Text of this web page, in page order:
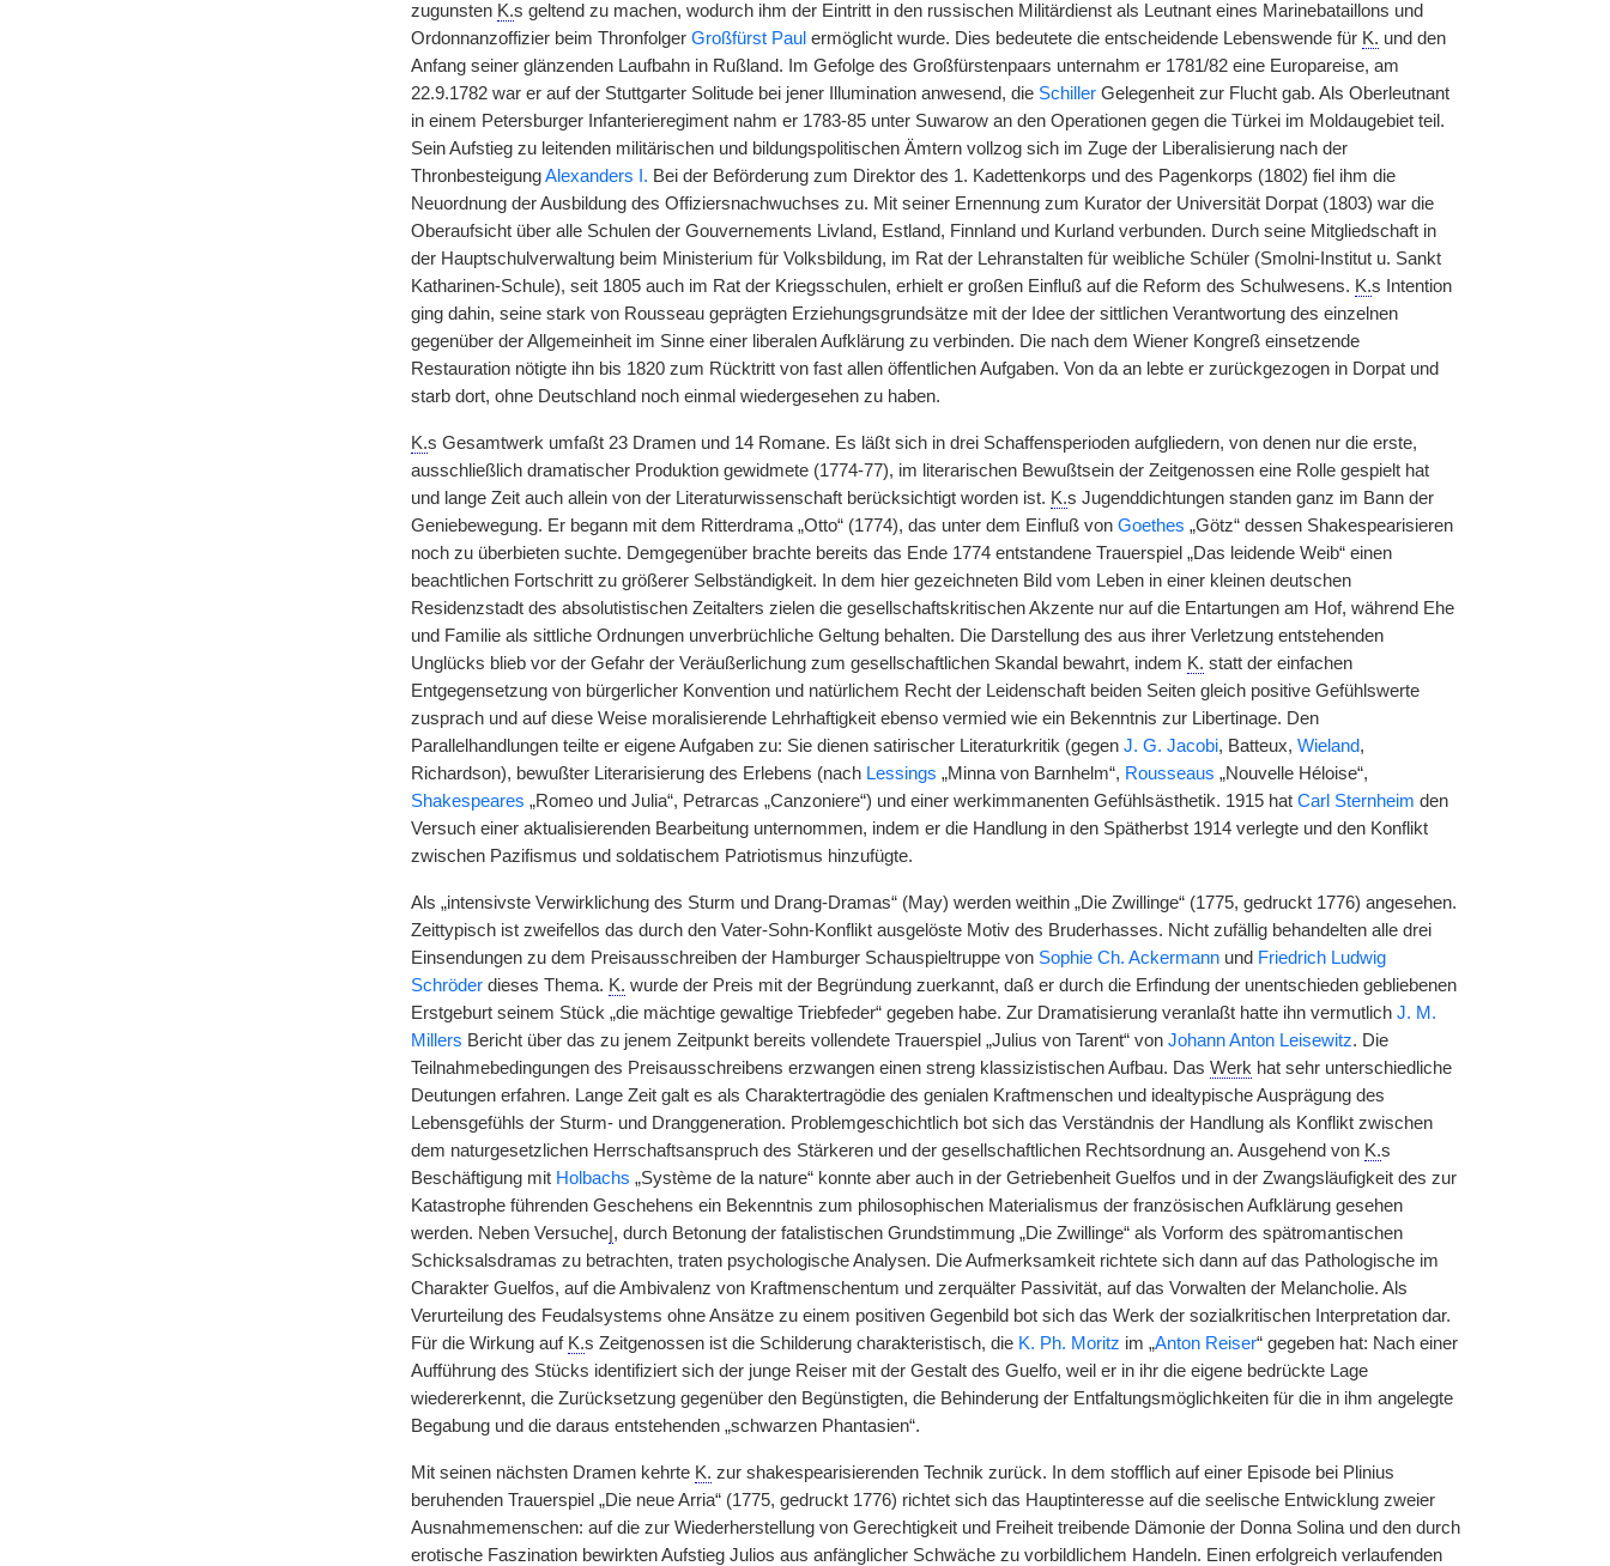
zugunsten K.s geltend zu machen, wodurch ihm der Eintritt in den russischen Militärdienst als Leutnant eines Marinebataillons und
Ordonnanzoffizier beim Thronfolger Großfürst Paul ermöglicht wurde. Dies bedeutete die entscheidende Lebenswende für K. und den
Anfang seiner glänzenden Laufbahn in Rußland. Im Gefolge des Großfürstenpaars unternahm er 1781/82 eine Europareise, am
22.9.1782 war er auf der Stuttgarter Solitude bei jener Illumination anwesend, die SchillerGelegenheit zur Flucht gab. Als Oberleutnant
in einem Petersburger Infanterieregiment nahm er 1783-85 unter Suwarow an den Operationen gegen die Türkei im Moldaugebiet teil.
Sein Aufstieg zu leitenden militärischen und bildungspolitischen Ämtern vollzog sich im Zuge der Liberalisierung nach der
ThronbesteigungAlexanders I. Bei der Beförderung zum Direktor des 1. Kadettenkorps und des Pagenkorps (1802) fiel ihm die
Neuordnung der Ausbildung des Offiziersnachwuchses zu. Mit seiner Ernennung zum Kurator der Universität Dorpat (1803) war die
Oberaufsicht über alle Schulen der Gouvernements Livland, Estland, Finnland und Kurland verbunden. Durch seine Mitgliedschaft in
der Hauptschulverwaltung beim Ministerium für Volksbildung, im Rat der Lehranstalten für weibliche Schüler (Smolni-Institut u. Sankt
Katharinen-Schule), seit 1805 auch im Rat der Kriegsschulen, erhielt er großen Einfluß auf die Reform des Schulwesens. K.s Intention
ging dahin, seine stark von Rousseau geprägten Erziehungsgrundsätze mit der Idee der sittlichen Verantwortung des einzelnen
gegenüber der Allgemeinheit im Sinne einer liberalen Aufklärung zu verbinden. Die nach dem Wiener Kongreß einsetzende
Restauration nötigte ihn bis 1820 zum Rücktritt von fast allen öffentlichen Aufgaben. Von da an lebte er zurückgezogen in Dorpat und
starb dort, ohne Deutschland noch einmal wiedergesehen zu haben.
K.s Gesamtwerk umfaßt 23 Dramen und 14 Romane. Es läßt sich in drei Schaffensperioden aufgliedern, von denen nur die erste,
ausschließlich dramatischer Produktion gewidmete (1774-77), im literarischen Bewußtsein der Zeitgenossen eine Rolle gespielt hat
und lange Zeit auch allein von der Literaturwissenschaft berücksichtigt worden ist. K.s Jugenddichtungen standen ganz im Bann der
Geniebewegung. Er begann mit dem Ritterdrama „Otto“ (1774), das unter dem Einfluß von Goethes „Götz“ dessen Shakespearisieren
noch zu überbieten suchte. Demgegenüber brachte bereits das Ende 1774 entstandene Trauerspiel „Das leidende Weib“ einen
beachtlichen Fortschritt zu größerer Selbständigkeit. In dem hier gezeichneten Bild vom Leben in einer kleinen deutschen
Residenzstadt des absolutistischen Zeitalters zielen die gesellschaftskritischen Akzente nur auf die Entartungen am Hof, während Ehe
und Familie als sittliche Ordnungen unverbrüchliche Geltung behalten. Die Darstellung des aus ihrer Verletzung entstehenden
Unglücks blieb vor der Gefahr der Veräußerlichung zum gesellschaftlichen Skandal bewahrt, indem K. statt der einfachen
Entgegensetzung von bürgerlicher Konvention und natürlichem Recht der Leidenschaft beiden Seiten gleich positive Gefühlswerte
zusprach und auf diese Weise moralisierende Lehrhaftigkeit ebenso vermied wie ein Bekenntnis zur Libertinage. Den
Parallelhandlungen teilte er eigene Aufgaben zu: Sie dienen satirischer Literaturkritik (gegen J. G. Jacobi, Batteux, Wieland,
Richardson), bewußter Literarisierung des Erlebens (nach Lessings „Minna von Barnhelm“, Rousseaus „Nouvelle Héloise“,
Shakespeares „Romeo und Julia“, Petrarcas „Canzoniere“) und einer werkimmanenten Gefühlsästhetik. 1915 hat Carl Sternheim den
Versuch einer aktualisierenden Bearbeitung unternommen, indem er die Handlung in den Spätherbst 1914 verlegte und den Konflikt
zwischen Pazifismus und soldatischem Patriotismus hinzufügte.
Als „intensivste Verwirklichung des Sturm und Drang-Dramas“ (May) werden weithin „Die Zwillinge“ (1775, gedruckt 1776) angesehen.
Zeittypisch ist zweifellos das durch den Vater-Sohn-Konflikt ausgelöste Motiv des Bruderhasses. Nicht zufällig behandelten alle drei
Einsendungen zu dem Preisausschreiben der Hamburger Schauspieltruppe von Sophie Ch. Ackermannund Friedrich Ludwig
Schröderdieses Thema. K. wurde der Preis mit der Begründung zuerkannt, daß er durch die Erfindung der unentschieden gebliebenen
Erstgeburt seinem Stück „die mächtige gewaltige Triebfeder“ gegeben habe. Zur Dramatisierung veranlaßt hatte ihn vermutlich J. M.
Millers Bericht über das zu jenem Zeitpunkt bereits vollendete Trauerspiel „Julius von Tarent“ von Johann Anton Leisewitz. Die
Teilnahmebedingungen des Preisausschreibens erzwangen einen streng klassizistischen Aufbau. Das Werk hat sehr unterschiedliche
Deutungen erfahren. Lange Zeit galt es als Charaktertragödie des genialen Kraftmenschen und idealtypische Ausprägung des
Lebensgefühls der Sturm- und Dranggeneration. Problemgeschichtlich bot sich das Verständnis der Handlung als Konflikt zwischen
dem naturgesetzlichen Herrschaftsanspruch des Stärkeren und der gesellschaftlichen Rechtsordnung an. Ausgehend von K.s
Beschäftigung mit Holbachs „Système de la nature“ konnte aber auch in der Getriebenheit Guelfos und in der Zwangsläufigkeit des zur
Katastrophe führenden Geschehens ein Bekenntnis zum philosophischen Materialismus der französischen Aufklärung gesehen
werden. Neben Versuche| , durch Betonung der fatalistischen Grundstimmung „Die Zwillinge“ als Vorform des spätromantischen
Schicksalsdramas zu betrachten, traten psychologische Analysen. Die Aufmerksamkeit richtete sich dann auf das Pathologische im
Charakter Guelfos, auf die Ambivalenz von Kraftmenschentum und zerquälter Passivität, auf das Vorwalten der Melancholie. Als
Verurteilung des Feudalsystems ohne Ansätze zu einem positiven Gegenbild bot sich das Werk der sozialkritischen Interpretation dar.
Für die Wirkung auf K.s Zeitgenossen ist die Schilderung charakteristisch, die K. Ph. Moritz im „Anton Reiser“ gegeben hat: Nach einer
Aufführung des Stücks identifiziert sich der junge Reiser mit der Gestalt des Guelfo, weil er in ihr die eigene bedrückte Lage
wiedererkennt, die Zurücksetzung gegenüber den Begünstigten, die Behinderung der Entfaltungsmöglichkeiten für die in ihm angelegte
Begabung und die daraus entstehenden „schwarzen Phantasien“.
Mit seinen nächsten Dramen kehrte K. zur shakespearisierenden Technik zurück. In dem stofflich auf einer Episode bei Plinius
beruhenden Trauerspiel „Die neue Arria“ (1775, gedruckt 1776) richtet sich das Hauptinteresse auf die seelische Entwicklung zweier
Ausnahmemenschen: auf die zur Wiederherstellung von Gerechtigkeit und Freiheit treibende Dämonie der Donna Solina und den durch
erotische Faszination bewirkten Aufstieg Julios aus anfänglicher Schwäche zu vorbildlichem Handeln. Einen erfolgreich verlaufenden